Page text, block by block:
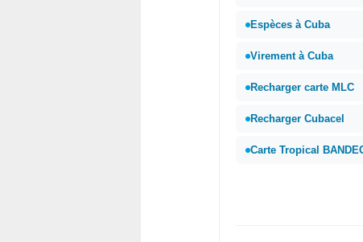
Espèces à Cuba
Virement à Cuba
Recharger carte MLC
Recharger Cubacel
Carte Tropical